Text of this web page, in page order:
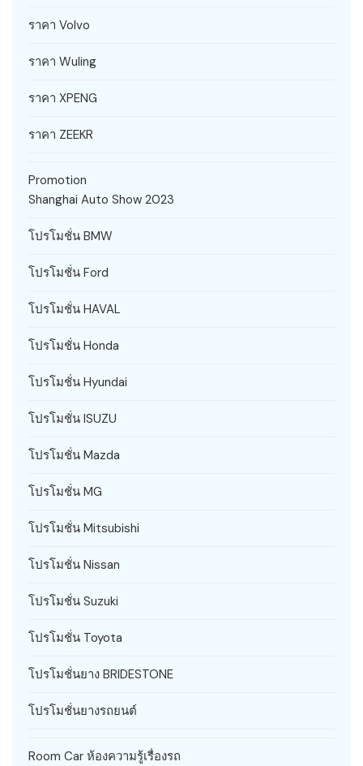
ราคา Volvo
ราคา Wuling
ราคา XPENG
ราคา ZEEKR
Promotion
Shanghai Auto Show 2023
โปรโมชั่น BMW
โปรโมชั่น Ford
โปรโมชั่น HAVAL
โปรโมชั่น Honda
โปรโมชั่น Hyundai
โปรโมชั่น ISUZU
โปรโมชั่น Mazda
โปรโมชั่น MG
โปรโมชั่น Mitsubishi
โปรโมชั่น Nissan
โปรโมชั่น Suzuki
โปรโมชั่น Toyota
โปรโมชั่นยาง BRIDESTONE
โปรโมชั่นยางรถยนต์
Room Car ห้องความรู้เรื่องรถ